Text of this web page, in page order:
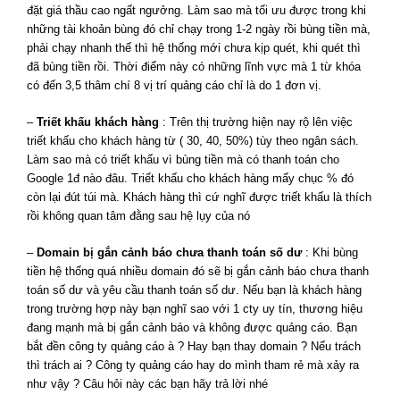
đặt giá thầu cao ngất ngưởng. Làm sao mà tối ưu được trong khi
những tài khoản bùng đó chỉ chạy trong 1-2 ngày rồi bùng tiền mà,
phải chạy nhanh thế thì hệ thống mới chưa kịp quét, khi quét thì
đã bùng tiền rồi. Thời điểm này có những lĩnh vực mà 1 từ khóa
có đến 3,5 thâm chí 8 vị trí quảng cáo chỉ là do 1 đơn vị.
– Triết khấu khách hàng : Trên thị trường hiện nay rộ lên việc
triết khấu cho khách hàng từ ( 30, 40, 50%) tùy theo ngân sách.
Làm sao mà có triết khấu vì bùng tiền mà có thanh toán cho
Google 1đ nào đâu. Triết khấu cho khách hàng mấy chục % đó
còn lại đút túi mà. Khách hàng thì cứ nghĩ được triết khấu là thích
rồi không quan tâm đằng sau hệ lụy của nó
– Domain bị gắn cảnh báo chưa thanh toán số dư: Khi bùng
tiền hệ thống quá nhiều domain đó sẽ bị gắn cảnh báo chưa thanh
toán số dư và yêu cầu thanh toán số dư. Nếu bạn là khách hàng
trong trường hợp này bạn nghĩ sao với 1 cty uy tín, thương hiệu
đang mạnh mà bị gắn cảnh báo và không được quảng cáo. Bạn
bắt đền công ty quảng cáo à ? Hay bạn thay domain ? Nếu trách
thì trách ai ? Công ty quảng cáo hay do mình tham rẻ mà xảy ra
như vậy ? Câu hỏi này các bạn hãy trả lời nhé